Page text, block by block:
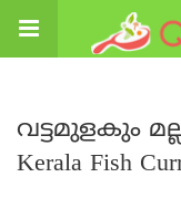
വട്ടമുളകും
Kerala Fish